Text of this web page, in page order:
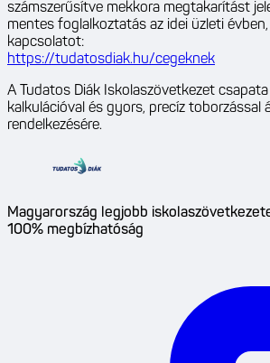
számszerűsítve mekkora megtakarítást
mentes foglalkoztatás az idei üzleti
kapcsolatot:
https://tudatosdiak.hu/cegeknek
A Tudatos Diák Iskolaszövetkezet
kalkulációval és gyors, precíz toborzással
rendelkezésére.
Magyarország legjobb
100% megbízhatóság